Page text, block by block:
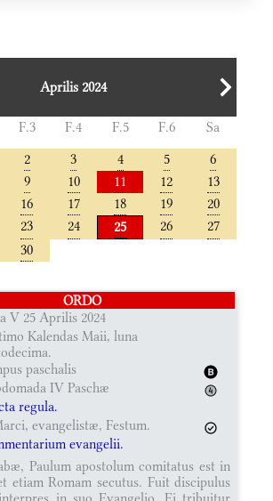
Aprilis 2024
F.3 F.4 F.5 F.6
Sa
2 3 4 5
6
9 10 11 12
13
16 17 18 19
20
23 24 25 26
27
30
ORDO
V 25 Aprilis 2024
Kalendas Maii, luna
paschalis
IV Paschæ
regula.
evangelistæ, Festum.
evangelii.
Paulum apostolum comitatus est in
etiam Romam secutus. Fuit discipulus